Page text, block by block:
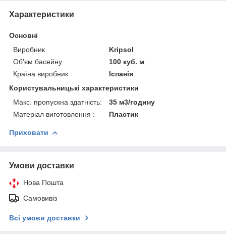
Характеристики
Основні
Виробник
Kripsol
Об'єм басейну
100 куб. м
Країна виробник
Іспанія
Користувальницькі характеристики
Макс. пропускна здатність:
35 м3/годину
Матеріал виготовлення :
Пластик
Приховати
Умови доставки
Нова Пошта
Самовивіз
Всі умови доставки